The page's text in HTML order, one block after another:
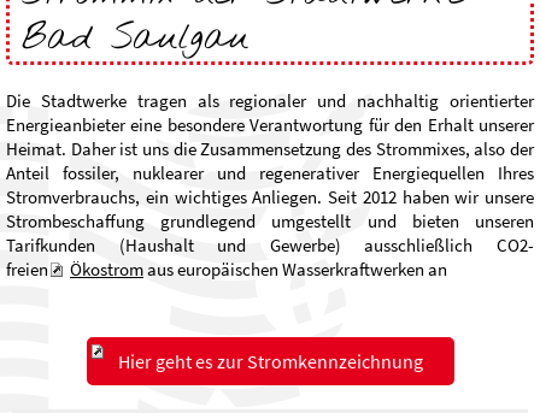
Bad Saulgau
Die Stadtwerke tragen als regionaler und nachhaltig orientierter
Energieanbieter eine besondere Verantwortung für den Erhalt unserer
Heimat. Daher ist uns die Zusammensetzung des Strommixes, also der
Anteil fossiler, nuklearer und regenerativer Energiequellen Ihres
Stromverbrauchs, ein wichtiges Anliegen. Seit 2012 haben wir unsere
Strombeschaffung grundlegend umgestellt und bieten unseren
Tarifkunden (Haushalt und Gewerbe) ausschließlich CO2-
freien
Ökostromaus europäischen Wasserkraftwerken an
Hier geht es zur Stromkennzeichnung